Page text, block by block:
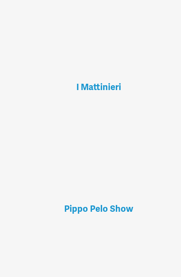
I Mattinieri
Pippo Pelo Show